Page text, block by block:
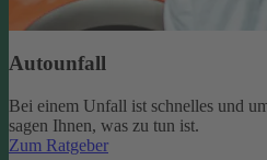
Autounfall
Bei einem Unfall ist schnelles und
sagen Ihnen, was zu tun ist.
Zum Ratgeber